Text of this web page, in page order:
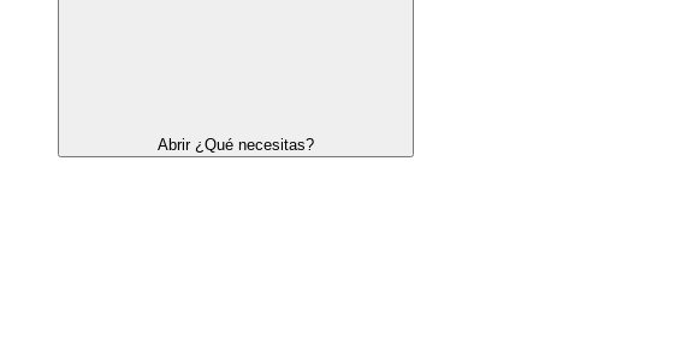
Abrir ¿Qué necesitas?